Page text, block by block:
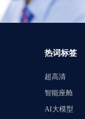
热词标签
超高清
智能座舱
AI大模型